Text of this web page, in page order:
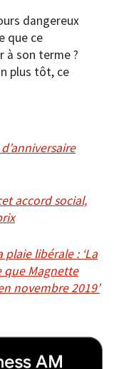
dangereux
que ce
à son terme ?
plus tôt, ce
accord social,
libérale : ‘La
que Magnette
novembre 2019’